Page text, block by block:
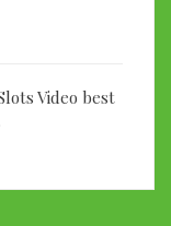
Video best